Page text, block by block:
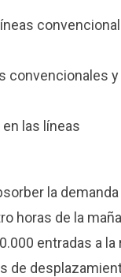
convencionales
las líneas
la
horas de la
entradas a la
de